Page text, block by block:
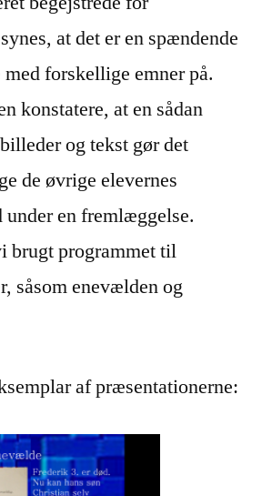
at det er en spændende
med forskellige emner på.
konstatere, at en sådan
og tekst gør det
de øvrige elevernes
en fremlæggelse.
brugt programmet til
såsom enevælden og
af præsentationerne: